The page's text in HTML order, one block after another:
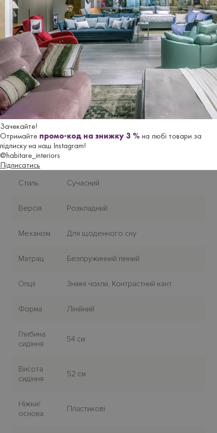
Зачекайте!
Отримайте промо-код на знижку 3 % на любі товари за
підписку на наш Instagram!
@habitare_interiors
Підписатись
Виготовля ться під замовлення. Термін постачання з
Італіїдо 2,5 місяців.
Гарантійний термін - 18 місяців.
Характеристики
Бренд
Країна-
виробник
Італія
Стиль Сучасний
Версія Розкладний
Механiзм Для щоденного сну
Матрац Безпружинний пінний
Опції Знімні чохли, Контрастний кант
Форма Лiнiйний
Глибина
сидіння
54 см
Висота
сидіння
52 см
Нiжки/
основа
Пластиковi